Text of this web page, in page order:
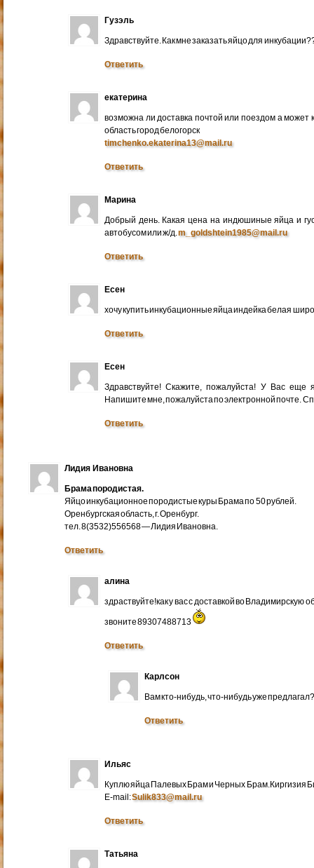
Гузэль
Здравствуйте. Как мне заказать яйцо для
Ответить
екатерина
возможна ли доставка почтой или поездом а
область город белогорск
timchenko.ekaterina13@mail.ru
Ответить
Марина
Добрый день. Какая цена на индюшиные яйца и
автобусом или ж/д.m_goldshtein1985@mail.ru
Ответить
Есен
хочу купить инкубационные яйца индейка белая
Ответить
Есен
Здравствуйте! Скажите, пожалуйста! У Вас еще
Напишите мне, пожалуйста по электронной почте.
Ответить
Лидия Ивановна
Брама породистая.
Яйцо инкубационное породистые куры Брама по 50 рублей.
Оренбургская область, г. Оренбург.
тел. 8(3532)556568 — Лидия Ивановна.
Ответить
алина
здраствуйте!как у вас с доставкой во Владимирскую
звоните 89307488713
Ответить
Карлсон
Вам кто-нибудь, что-нибудь уже
Ответить
Ильяс
Куплю яйца Палевых Брам и Черных Брам.Киргизия
E-mail:Sulik833@mail.ru
Ответить
Татьяна